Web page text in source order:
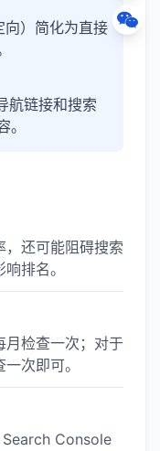
）简化为直接
航链接和搜索
，还可能阻碍搜索
排名。
月检查一次；对于
次即可。
Console